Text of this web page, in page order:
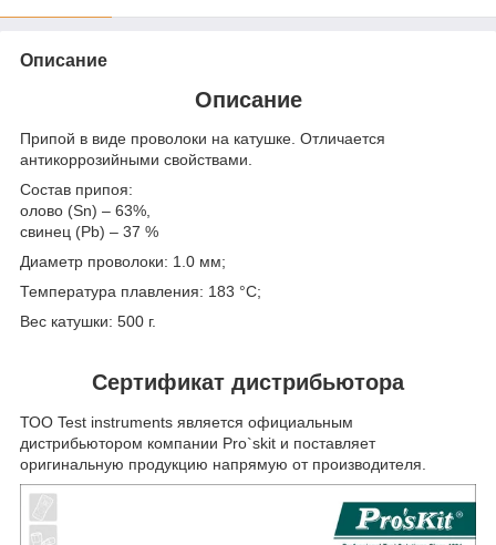
Описание
Описание
Припой в виде проволоки на катушке. Отличается
антикоррозийными свойствами.
Состав припоя:
олово (Sn) – 63%,
свинец (Pb) – 37 %
Диаметр проволоки: 1.0 мм;
Температура плавления: 183 °C;
Вес катушки: 500 г.
Сертификат дистрибьютора
ТОО Test instruments является официальным
дистрибьютором компании Pro`skit и поставляет
оригинальную продукцию напрямую от производителя.